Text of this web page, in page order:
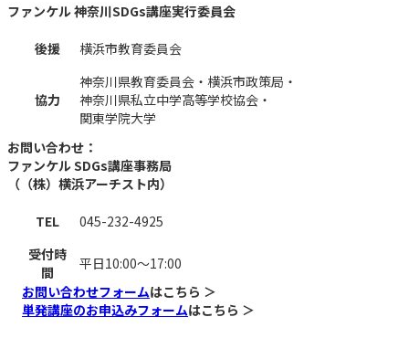
ファンケル 神奈川SDGs講座実行委員会
後援 横浜市教育委員会
協力
神奈川県教育委員会・横浜市政策局・
神奈川県私立中学高等学校協会・
関東学院大学
お問い合わせ：
ファンケル SDGs講座事務局
（（株）横浜アーチスト内）
TEL
045-232-4925
受付時
間
平日10:00～17:00
お問い合わせフォームはこちら ＞
単発講座のお申込みフォームはこちら ＞